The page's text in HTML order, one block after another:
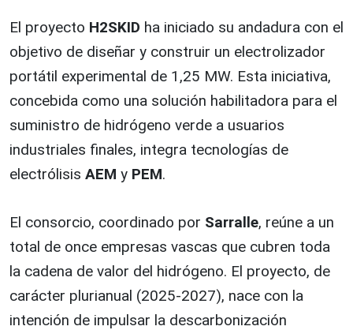
El proyecto H2SKID ha iniciado su andadura con el
objetivo de diseñar y construir un electrolizador
portátil experimental de 1,25 MW. Esta iniciativa,
concebida como una solución habilitadora para el
suministro de hidrógeno verde a usuarios
industriales finales, integra tecnologías de
electrólisis AEM y PEM.
El consorcio, coordinado por Sarralle, reúne a un
total de once empresas vascas que cubren toda
la cadena de valor del hidrógeno. El proyecto, de
carácter plurianual (2025-2027), nace con la
intención de impulsar la descarbonización